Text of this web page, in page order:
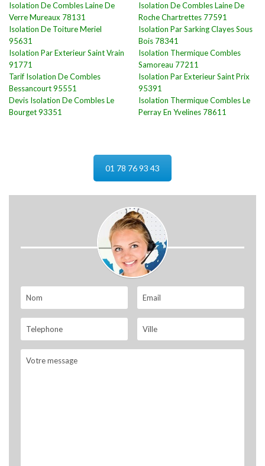
Isolation De Combles Laine De
Verre Mureaux 78131
Isolation De Toiture Meriel
95631
Isolation Par Exterieur Saint Vrain
91771
Tarif Isolation De Combles
Bessancourt 95551
Devis Isolation De Combles Le
Bourget 93351
Isolation De Combles Laine De
Roche Chartrettes 77591
Isolation Par Sarking Clayes Sous
Bois 78341
Isolation Thermique Combles
Samoreau 77211
Isolation Par Exterieur Saint Prix
95391
Isolation Thermique Combles Le
Perray En Yvelines 78611
01 78 76 93 43